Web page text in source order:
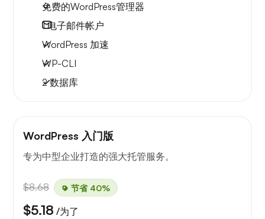
免费的WordPress管理器
1电子邮件帐户
WordPress 加速
WP-CLI
2 数据库
WordPress 入门版
专为中型企业打造的强大托管服务。
$8.68 节省 40%
$5.18 /为了